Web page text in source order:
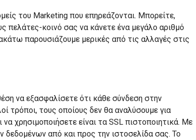
του Marketing που επηρεάζονται. Μπορείτε,
πελάτες-κοινό σας να κάνετε ένα μεγάλο αριθμό
παρουσιάζουμε μερικές από τις αλλαγές στις
να εξασφαλίσετε ότι κάθε σύνδεση στην
τρόποι, τους οποίους δεν θα αναλύσουμε για
χρησιμοποιήσετε είναι τα SSL πιστοποιητικά. Με
από και προς την ιστοσελίδα σας. Το